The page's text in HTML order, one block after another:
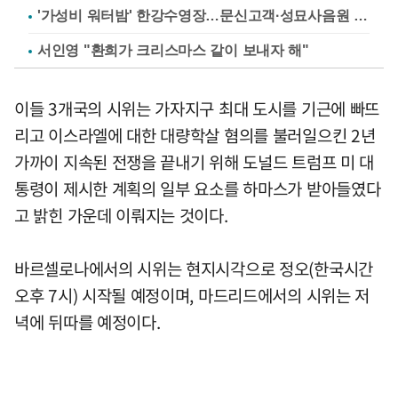
'가성비 워터밤' 한강수영장…문신고객·성묘사음원 민원
서인영 "환희가 크리스마스 같이 보내자 해"
이들 3개국의 시위는 가자지구 최대 도시를 기근에 빠뜨
리고 이스라엘에 대한 대량학살 혐의를 불러일으킨 2년
가까이 지속된 전쟁을 끝내기 위해 도널드 트럼프 미 대
통령이 제시한 계획의 일부 요소를 하마스가 받아들였다
고 밝힌 가운데 이뤄지는 것이다.
바르셀로나에서의 시위는 현지시각으로 정오(한국시간
오후 7시) 시작될 예정이며, 마드리드에서의 시위는 저
녁에 뒤따를 예정이다.